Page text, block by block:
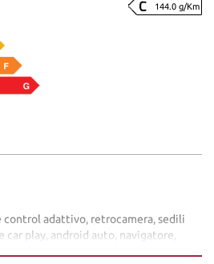
144.0 g/Km
adattivo, retrocamera, sedili
play, android auto, navigatore,